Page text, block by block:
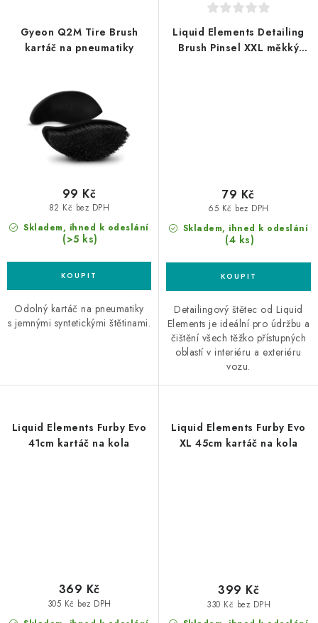
Gyeon Q2M Tire Brush
kartáč na pneumatiky
Skladem, ihned k odeslání
(>5 ks)
82 Kč bez DPH
99 Kč
Odolný kartáč na pneumatiky
s jemnými syntetickými štětinami.
Liquid Elements Detailing
Brush Pinsel XXL měkký
Skladem, ihned k odeslání
(4 ks)
65 Kč bez DPH
79 Kč
Detailingový štětec od Liquid
Elements je ideální pro údržbu a
čištění všech těžko přístupných
oblastí v interiéru a exteriéru
vozu.
Liquid Elements Furby Evo
41cm kartáč na kola
305 Kč bez DPH
369 Kč
Liquid Elements Furby Evo
XL 45cm kartáč na kola
330 Kč bez DPH
399 Kč